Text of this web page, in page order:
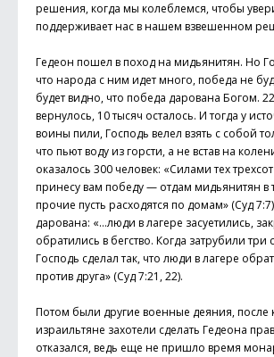
решения, когда мы колеблемся, чтобы
поддерживает нас в нашем взвешенном
Гедеон пошел в поход на мидьянитян. Но
что народа с ним идет много, победа не
будет видно, что победа дарована Богом.
вернулось, 10 тысяч осталось. И тогда у
воины пили, Господь велел взять с собой
что пьют воду из горсти, а не встав на
оказалось 300 человек: «Силами тех
принесу вам победу — отдам мидьянитян в
прочие пусть расходятся по домам» (Суд
дарована: «…люди в лагере засуетились,
обратились в бегство. Когда затрубили три
Господь сделал так, что люди в лагере
против друга» (Суд 7:21, 22).
Потом были другие военные деяния, после
израильтяне захотели сделать Гедеона
отказался, ведь еще не пришло время